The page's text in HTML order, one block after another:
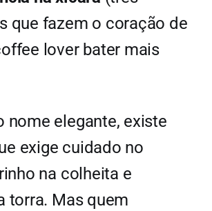
que fazem o coração de
lover bater mais
nome elegante, existe
exige cuidado no
na colheita e
torra. Mas quem